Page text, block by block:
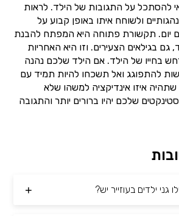
להסתכל על התגובות של הילד. לראות
ולשוחח איתו באופן קבוע על
יום. תקשורת פתוחה היא המפתח להבנת
גם בגילאים הצעירים. וזו היא האחריות
בחייו של הילד. אם הילד שלכם נהנה
להתפוגג ואל תשכחו להיות תמיד עם
איזו אינדיקציה למשהו שלא
שלכם יהיו ברורים יותר והתגובה
ילדים בעוזייר יש?